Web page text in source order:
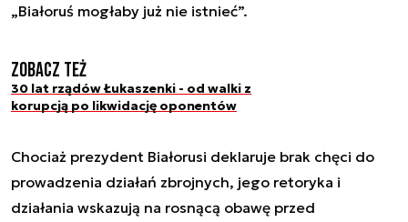
„Białoruś mogłaby już nie istnieć”.
Zobacz też
30 lat rządów Łukaszenki - od walki z
korupcją po likwidację oponentów
Chociaż prezydent Białorusi deklaruje brak chęci do
prowadzenia działań zbrojnych, jego retoryka i
działania wskazują na rosnącą obawę przed